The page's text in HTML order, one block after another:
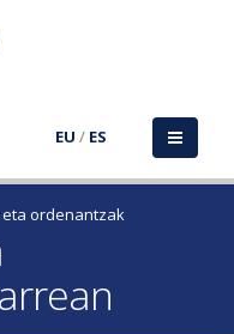
EU / ES
ordenantzak